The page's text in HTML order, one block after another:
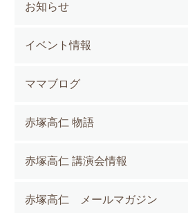
お知らせ
イベント情報
ママブログ
赤塚高仁 物語
赤塚高仁 講演会情報
赤塚高仁 メールマガジン